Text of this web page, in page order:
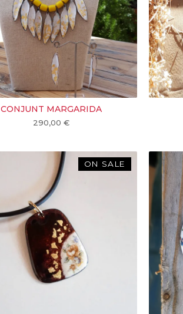
CONJUNT MARGARIDA
290,00€
ON SALE